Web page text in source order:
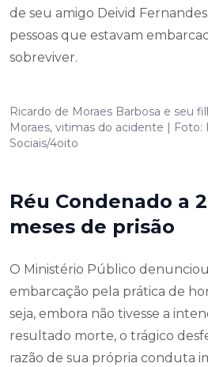
de seu amigo Deivid
pessoas que estavam
sobreviver.
Ricardo de Moraes Barbosa e seu
Moraes, vitimas do acidente |
Sociais/4oito
Réu Condenado a
meses de prisão
O Ministério Público
embarcação pela prática de
seja, embora não tivesse a
resultado morte, o trágico
razão de sua própria conduta